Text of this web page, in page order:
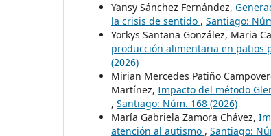
Yansy Sánchez Fernández,
la crisis de sentido , Santiago:
Yorkys Santana González, Maria
producción alimentaria en patios
(2026)
Mirian Mercedes Patiño
Martínez, Impacto del método
, Santiago: Núm. 168 (2026)
María Gabriela Zamora Chávez,
atención al autismo , Santiago: